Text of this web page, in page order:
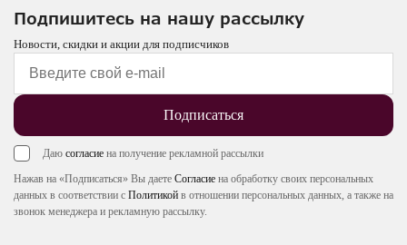
Подпишитесь на нашу рассылку
Новости, скидки и акции для подписчиков
Подписаться
Даю согласие на получение рекламной рассылки
Нажав на «Подписаться» Вы даете Согласие на обработку своих персональных
данных в соответствии с Политикой в отношении персональных данных, а также на
звонок менеджера и рекламную рассылку.